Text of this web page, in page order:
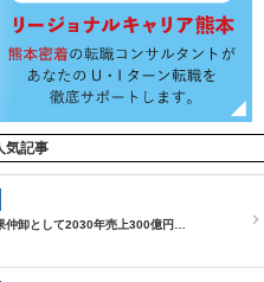
気記事
仲卸として2030年売上300億円…